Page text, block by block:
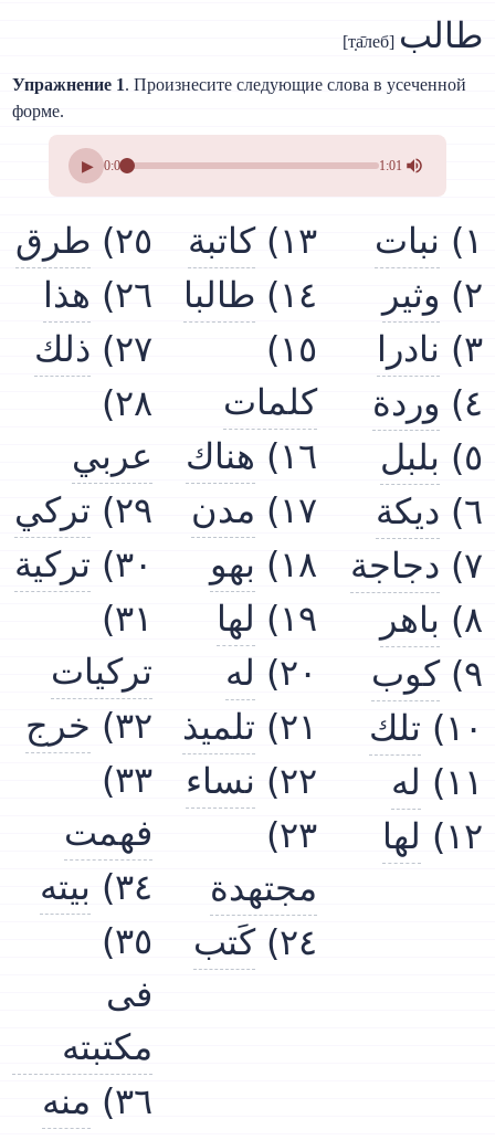
[т̣а̄леб] طالب
Упражнение 1. Произнесите следующие слова в усеченной
форме.
▶ 0:00 1:01
٢٥)
طرق
٢٦)
هذا
٢٧)
ذلك
٢٨)
عربي
٢٩)
تركي
٣٠)
تركية
٣١)
تركيات
٣٢)
خرج
٣٣)
فهمت
٣٤)
بيته
٣٥)
فى
مكتبته
٣٦)
منه
١٣)
كاتبة
١٤)
طالبا
١٥)
كلمات
١٦)
هناك
١٧)
مدن
١٨)
بهو
١٩)
لها
٢٠)
له
٢١)
تلميذ
٢٢)
نساء
٢٣)
مجتهدة
٢٤) كَتب
١)
نبات
٢)
وثير
٣)
نادرا
٤)
وردة
٥)
بلبل
٦)
ديكة
٧)
دجاجة
٨)
باهر
٩)
كوب
١٠)
تلك
١١)
له
١٢)
لها